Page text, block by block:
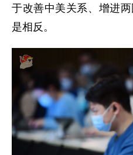
于改善中美关系、增进
是相反。